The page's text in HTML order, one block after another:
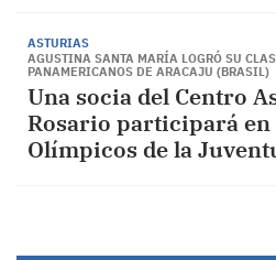
ASTURIAS
AGUSTINA SANTA MARÍA LOGRÓ SU
PANAMERICANOS DE ARACAJU (BRASIL)
Una socia del Centro
Rosario participará en
Olímpicos de la